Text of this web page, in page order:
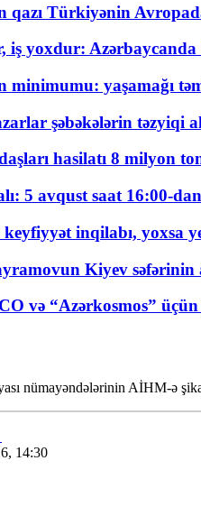
qazı Türkiyənin
iş yoxdur:
minimumu: yaşamağı
şəbəkələrin təzyiqi
hasilatı 8 milyon
5 avqust saat 16:00-
inqilabı, yoxsa
Kiyev səfərinin
və “Azərkosmos”
nümayəndələrinin AİHM-ə
14:30